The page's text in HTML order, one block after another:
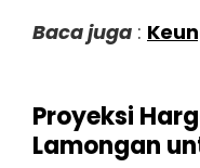
Baca juga :
Proyeksi
Lamongan